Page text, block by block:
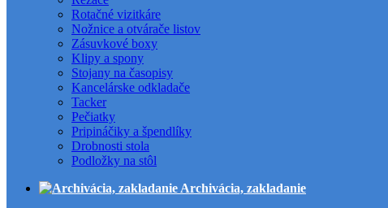
Rotačné vizitkáre
Nožnice a otvárače listov
Zásuvkové boxy
Klipy a spony
Stojany na časopisy
Kancelárske odkladače
Tacker
Pečiatky
Pripináčiky a špendlíky
Drobnosti stola
Podložky na stôl
Archivácia, zakladanie